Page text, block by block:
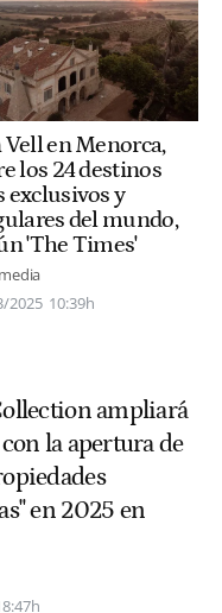
Vell en Menorca,
los 24 destinos
exclusivos y
del mundo,
'The Times'
2025 10:39h
ampliará
la apertura de
en 2025 en